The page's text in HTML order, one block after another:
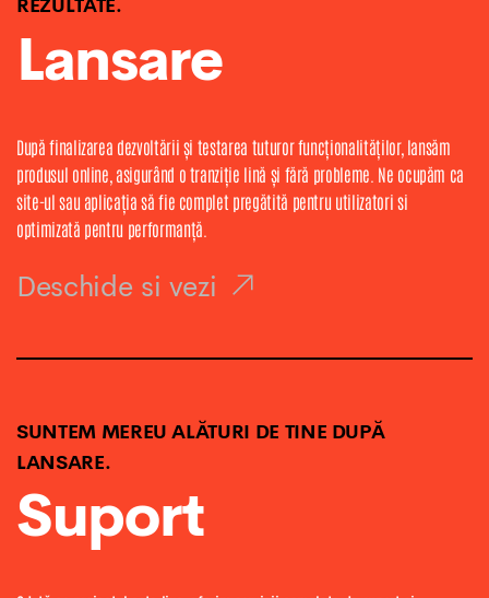
REZULTATE.
Lansare
După finalizarea dezvoltării și testarea tuturor funcționalităților, lansăm
produsul online, asigurând o tranziție lină și fără probleme. Ne ocupăm ca
site-ul sau aplicația să fie complet pregătită pentru utilizatori si
optimizată pentru performanță.
Deschide si vezi
SUNTEM MEREU ALĂTURI DE TINE DUPĂ
LANSARE.
Suport